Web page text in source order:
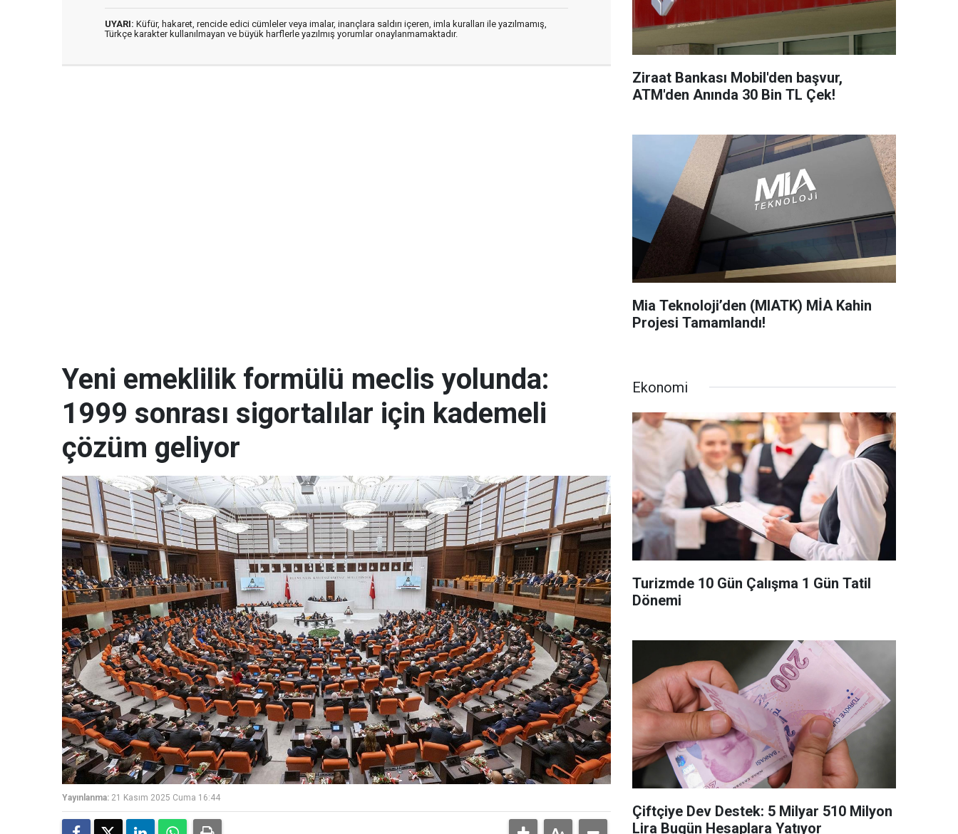
UYARI: Küfür, hakaret, rencide edici cümleler veya imalar, inançlara saldırı içeren, imla kuralları ile yazılmamış,
Türkçe karakter kullanılmayan ve büyük harflerle yazılmış yorumlar onaylanmamaktadır.
Ziraat Bankası Mobil'den başvur,
ATM'den Anında 30 Bin TL Çek!
Mia Teknoloji’den (MIATK) MİA Kahin
Projesi Tamamlandı!
Yeni emeklilik formülü meclis yolunda:
1999 sonrası sigortalılar için kademeli
çözüm geliyor
Yayınlanma: 21 Kasım 2025 Cuma 16:44
Ekonomi
Turizmde 10 Gün Çalışma 1 Gün Tatil
Dönemi
Çiftçiye Dev Destek: 5 Milyar 510 Milyon
Lira Bugün Hesaplara Yatıyor